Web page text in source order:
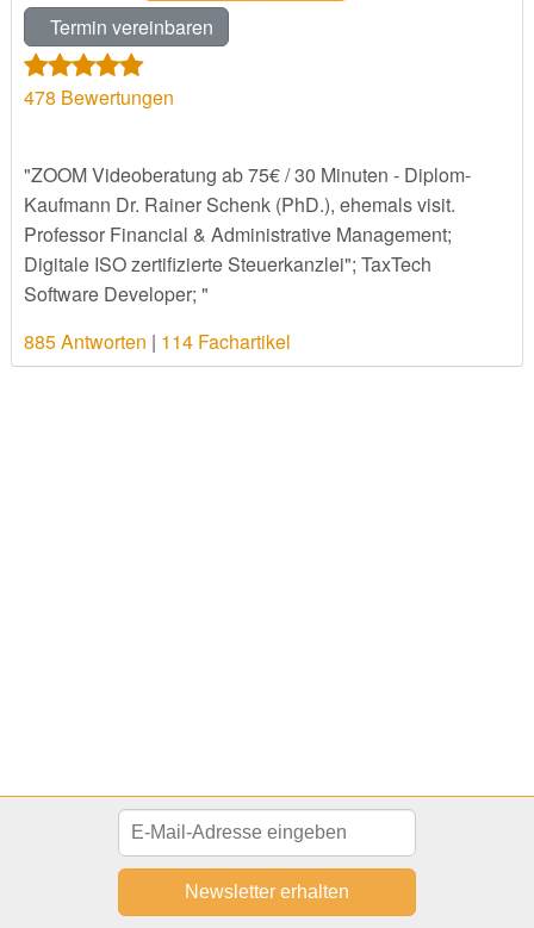
Termin vereinbaren
478 Bewertungen
"ZOOM Videoberatung ab 75€ / 30 Minuten - Diplom-
Kaufmann Dr. Rainer Schenk (PhD.), ehemals visit.
Professor Financial & Administrative Management;
Digitale ISO zertifizierte Steuerkanzlei"; TaxTech
Software Developer; "
885 Antworten | 114 Fachartikel